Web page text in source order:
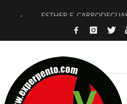
ESTHER F.
[TERRA DE GUAPES]
TIMBRE 4, LA ESCUELA DEL
30 AÑOS (NO ES NADA) DE